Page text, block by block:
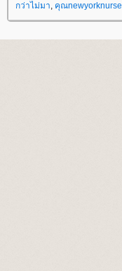
กว่าไม่มา, คุณnewyorknurse